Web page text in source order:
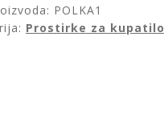
POLKA1
Prostirke za kupatilo